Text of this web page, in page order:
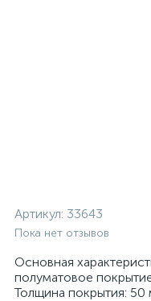
Артикул: 33643
Пока нет отзывов
Основная
полуматовое
Толщина покрытия: 50